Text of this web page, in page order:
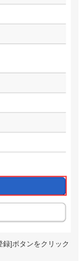
録]ボタンをクリック